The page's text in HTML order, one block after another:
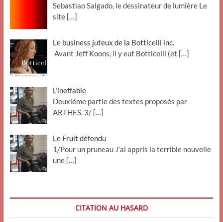
Sebastiao Salgado, le dessinateur de lumière Le
site […]
Le business juteux de la Botticelli inc.
Avant Jeff Koons, il y eut Botticelli (et […]
L’ineffable
Deuxième partie des textes proposés par
ARTHES. 3/ […]
Le Fruit défendu
1/Pour un pruneau J’ai appris la terrible nouvelle
une […]
CITATION AU HASARD